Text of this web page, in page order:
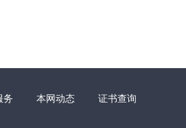
务 本网动态 证书查询